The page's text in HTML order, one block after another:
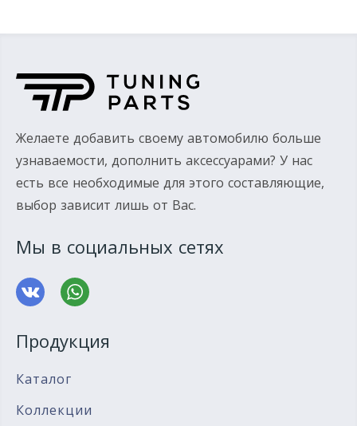
Желаете добавить своему автомобилю больше
узнаваемости, дополнить аксессуарами? У нас
есть все необходимые для этого составляющие,
выбор зависит лишь от Вас.
Мы в социальных сетях
Продукция
Каталог
Коллекции